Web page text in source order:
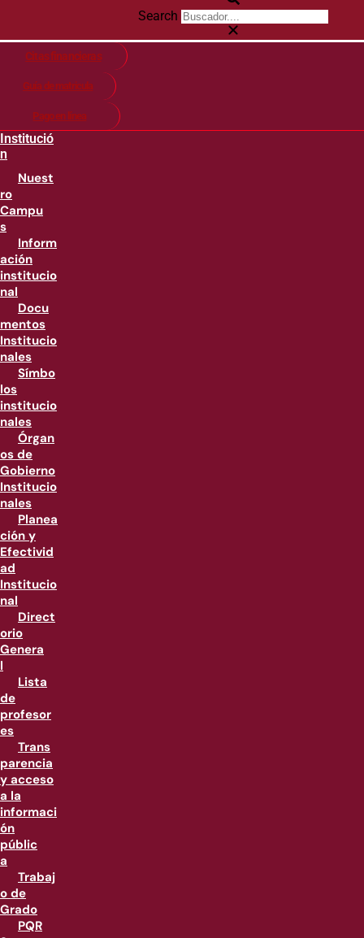
Search
Citas financieras
Guía de matricula
Pago en línea
Institució
n
Nuest
ro
Campu
s
Inform
ación
institucio
nal
Docu
mentos
Institucio
nales
Símbo
los
institucio
nales
Órgan
os de
Gobierno
Institucio
nales
Planea
ción y
Efectivid
ad
Institucio
nal
Direct
orio
Genera
l
Lista
de
profesor
es
Trans
parencia
y acceso
a la
informaci
ón
públic
a
Trabaj
o de
Grado
PQR